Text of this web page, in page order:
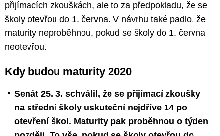
přijímacích zkouškách, ale to za předpokladu, že se
školy otevřou do 1. června. V návrhu také padlo, že
maturity neproběhnou, pokud se školy do 1. června
neotevřou.
Kdy budou maturity 2020
Senát 25. 3. schválil, že se přijímací zkoušky
na střední školy uskuteční nejdříve 14 po
otevření škol. Maturity pak proběhnou o týden